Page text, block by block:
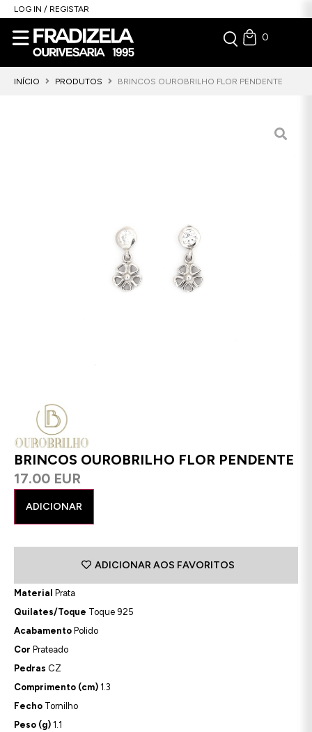
LOG IN / REGISTAR
0
INÍCIO PRODUTOS BRINCOS OUROBRILHO FLOR PENDENTE
BRINCOS OUROBRILHO FLOR PENDENTE
17.00 EUR
ADICIONAR
ADICIONAR AOS FAVORITOS
Material
Prata
Quilates/Toque Toque 925
Acabamento Polido
Cor Prateado
Pedras CZ
Comprimento (cm) 1.3
Fecho Tornilho
Peso (g) 1.1